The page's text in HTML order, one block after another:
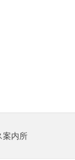
案内所